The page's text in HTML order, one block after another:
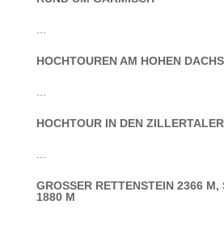
HOCHTOUREN AM HOHEN
HOCHTOUR IN DEN
GROSSER RETTENSTEIN 2366 M,
80 M